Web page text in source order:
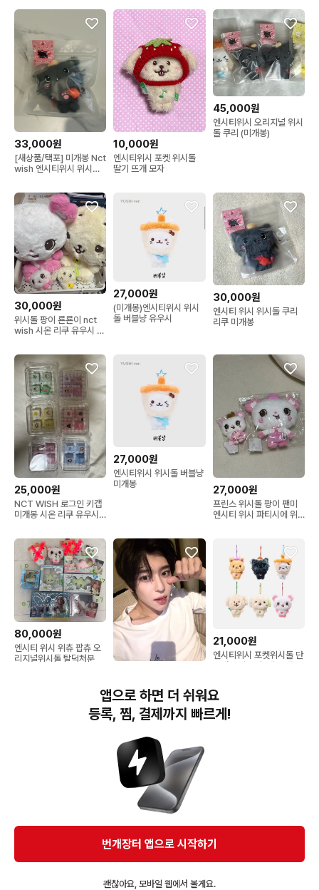
33,000원
[새상품/택포] 미개봉 Nct
wish 엔시티위시 위시돌
10,000원
엔시티위시 포켓 위시돌
딸기 뜨개 모자
45,000원
엔시티위시 오리지널 위시
돌 쿠리 (미개봉)
30,000원
위시돌 팡이 룐룐이 nct
wish 시온 리쿠 유우시 재
27,000원
(미개봉)엔시티위시 위시
돌 버블냥 유우시
30,000원
엔시티 위시 위시돌 쿠리
리쿠 미개봉
25,000원
NCT WISH 로그인 키캡
미개봉 시온 리쿠 유우시
27,000원
엔시티위시 위시돌 버블냥
미개봉
27,000원
프린스 위시돌 팡이 팬미
엔시티 위시 파티시에 위
80,000원
엔시티 위시 위츄 팝츄 오
리지널위시돌 탈덕처분
판매) 엔시티위시 위츄 쿠
션
21,000원
엔시티위시 포켓위시돌 단
번개장터(주) 사업자정보, 이용약관 및 기타 법적고지
번개장터㈜는 통신판매중개자이며, 통신판매의 당사자가 아닙니다. 전자상거래 등에서의
소비자보호에 관한 법률 등 관련 법령 및 번개장터㈜의 약관에 따라 상품, 상품정보, 거래에 관한 책임은
개별 판매자에게 귀속하고, 번개장터㈜는 원칙적으로 회원간 거래에 대하여 책임을 지지 않습니다.
다만, 번개장터㈜가 직접 판매하는 상품에 대한 책임은 번개장터㈜에게 귀속합니다.
APP 다운로드
앱으로 하면 더 쉬워요
등록, 찜, 결제까지 빠르게!
번개장터 앱으로 시작하기
괜찮아요, 모바일 웹에서 볼게요.